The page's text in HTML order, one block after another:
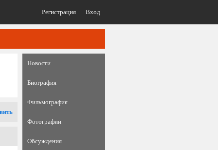
Регистрация Вход
Новости
Биография
Фильмография
Фотографии
Обсуждения